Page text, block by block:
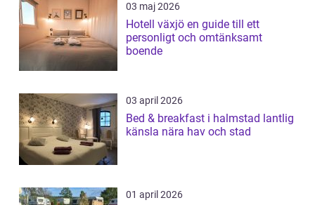
03 maj 2026
Hotell växjö en guide till ett
personligt och omtänksamt
boende
03 april 2026
Bed & breakfast i halmstad lantlig
känsla nära hav och stad
01 april 2026